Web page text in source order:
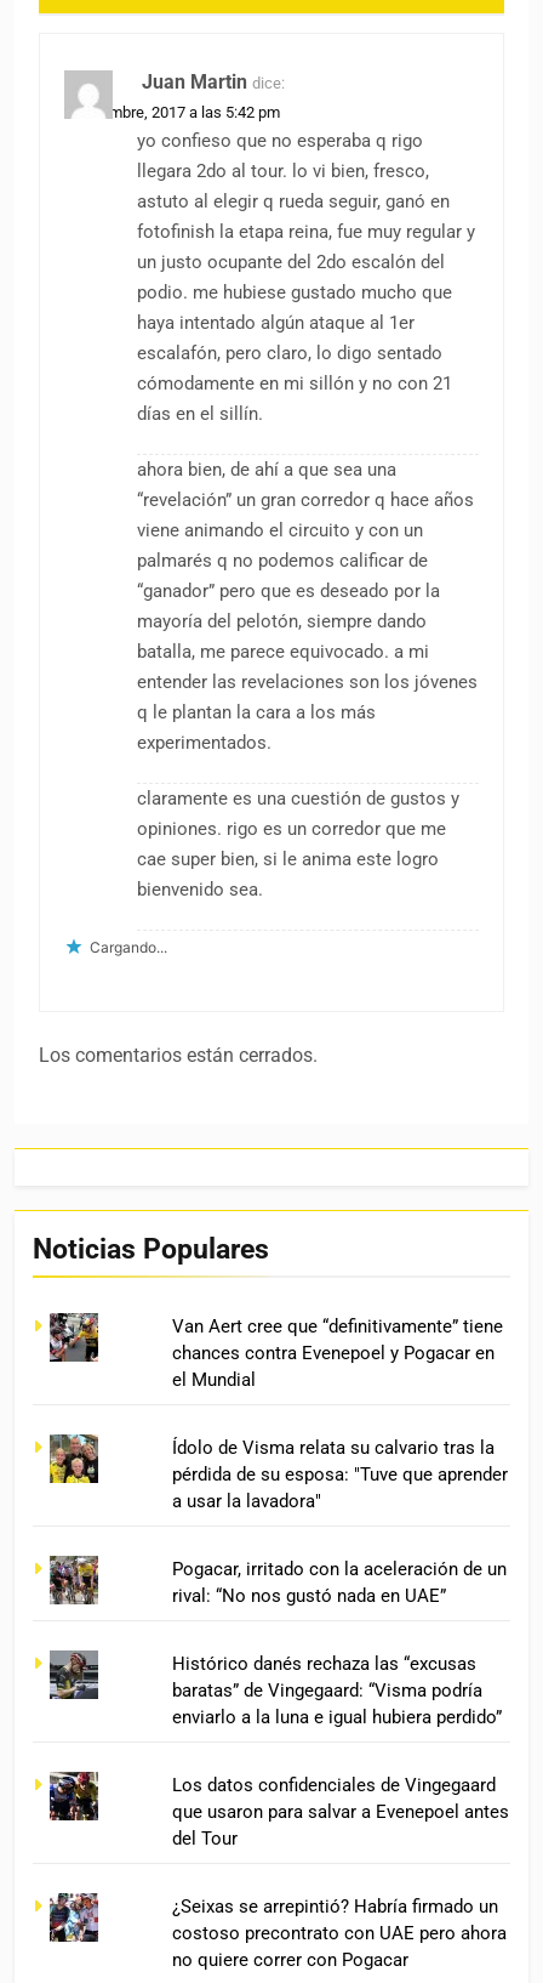
Juan Martin dice:
5 diciembre, 2017 a las 5:42 pm
yo confieso que no esperaba q rigo
llegara 2do al tour. lo vi bien, fresco,
astuto al elegir q rueda seguir, ganó en
fotofinish la etapa reina, fue muy regular y
un justo ocupante del 2do escalón del
podio. me hubiese gustado mucho que
haya intentado algún ataque al 1er
escalafón, pero claro, lo digo sentado
cómodamente en mi sillón y no con 21
días en el sillín.
ahora bien, de ahí a que sea una
“revelación” un gran corredor q hace años
viene animando el circuito y con un
palmarés q no podemos calificar de
“ganador” pero que es deseado por la
mayoría del pelotón, siempre dando
batalla, me parece equivocado. a mi
entender las revelaciones son los jóvenes
q le plantan la cara a los más
experimentados.
claramente es una cuestión de gustos y
opiniones. rigo es un corredor que me
cae super bien, si le anima este logro
bienvenido sea.
Cargando...
Los comentarios están cerrados.
Noticias Populares
Van Aert cree que “definitivamente” tiene
chances contra Evenepoel y Pogacar en
el Mundial
Ídolo de Visma relata su calvario tras la
pérdida de su esposa: "Tuve que aprender
a usar la lavadora"
Pogacar, irritado con la aceleración de un
rival: “No nos gustó nada en UAE”
Histórico danés rechaza las “excusas
baratas” de Vingegaard: “Visma podría
enviarlo a la luna e igual hubiera perdido”
Los datos confidenciales de Vingegaard
que usaron para salvar a Evenepoel antes
del Tour
¿Seixas se arrepintió? Habría firmado un
costoso precontrato con UAE pero ahora
no quiere correr con Pogacar